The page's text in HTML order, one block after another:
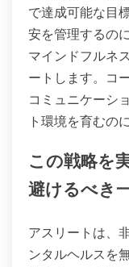
で達成可能な目
安を管理するの
マインドフルネ
ートします。コ
コミュニケーシ
ト環境を育むの
この戦略を
避けるべき
アスリートは、
ンタルヘルスを